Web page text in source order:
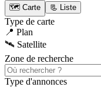
🗺️ Carte 📃 Liste
Type de carte
📍 Plan
🛰️ Satellite
Zone de recherche
Type d'annonces